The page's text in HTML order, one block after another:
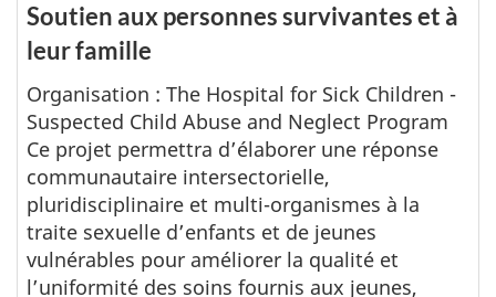
Soutien aux personnes survivantes et à
leur famille
Organisation : The Hospital for Sick Children -
Suspected Child Abuse and Neglect Program
Ce projet permettra d’élaborer une réponse
communautaire intersectorielle,
pluridisciplinaire et multi-organismes à la
traite sexuelle d’enfants et de jeunes
vulnérables pour améliorer la qualité et
l’uniformité des soins fournis aux jeunes,